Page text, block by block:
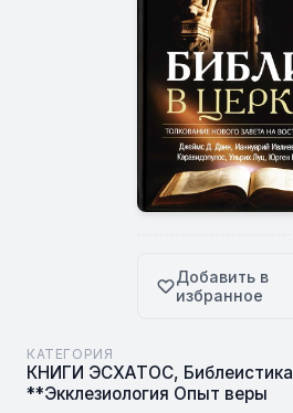
Добавить в
избранное
КАТЕГОРИЯ
КНИГИ ЭСХАТОС, Библеистика
**Экклезиология Опыт веры